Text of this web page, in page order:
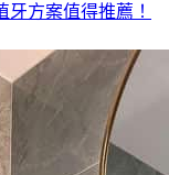
牙方案值得推薦！